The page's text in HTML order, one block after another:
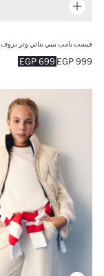
فيست بامب بيبي بناتي وتر بروف
699 EGP 999 EGP